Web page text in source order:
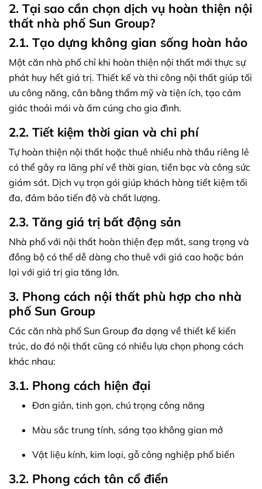
2. Tại sao cần chọn dịch vụ hoàn thiện nội
thất nhà phố Sun Group?
2.1. Tạo dựng không gian sống hoàn hảo
Một căn nhà phố chỉ khi hoàn thiện nội thất mới thực sự
phát huy hết giá trị. Thiết kế và thi công nội thất giúp tối
ưu công năng, cân bằng thẩm mỹ và tiện ích, tạo cảm
giác thoải mái và ấm cúng cho gia đình.
2.2. Tiết kiệm thời gian và chi phí
Tự hoàn thiện nội thất hoặc thuê nhiều nhà thầu riêng lẻ
có thể gây ra lãng phí về thời gian, tiền bạc và công sức
giám sát. Dịch vụ trọn gói giúp khách hàng tiết kiệm tối
đa, đảm bảo tiến độ và chất lượng.
2.3. Tăng giá trị bất động sản
Nhà phố với nội thất hoàn thiện đẹp mắt, sang trọng và
đồng bộ có thể dễ dàng cho thuê với giá cao hoặc bán
lại với giá trị gia tăng lớn.
3. Phong cách nội thất phù hợp cho nhà
phố Sun Group
Các căn nhà phố Sun Group đa dạng về thiết kế kiến
trúc, do đó nội thất cũng có nhiều lựa chọn phong cách
khác nhau:
3.1. Phong cách hiện đại
Đơn giản, tinh gọn, chú trọng công năng
Màu sắc trung tính, sáng tạo không gian mở
Vật liệu kính, kim loại, gỗ công nghiệp phổ biến
3.2. Phong cách tân cổ điển